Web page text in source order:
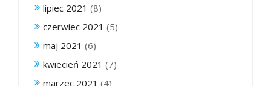
lipiec 2021 (8)
czerwiec 2021 (5)
maj 2021 (6)
kwiecień 2021 (7)
marzec 2021 (4)